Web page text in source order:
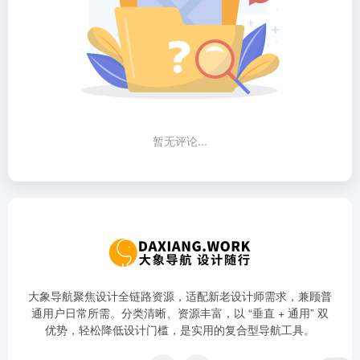
暂无评论...
大象导航聚焦设计全链路资源，适配新老设计师需求，兼顾普
通用户日常所需。分类清晰、资源丰富，以 “垂直 + 通用” 双
优势，轻松降低设计门槛，是实用的复合型导航工具。